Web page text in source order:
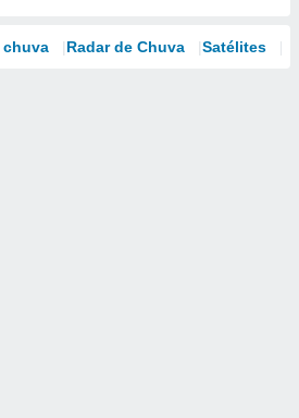
chuva Radar de Chuva Satélites